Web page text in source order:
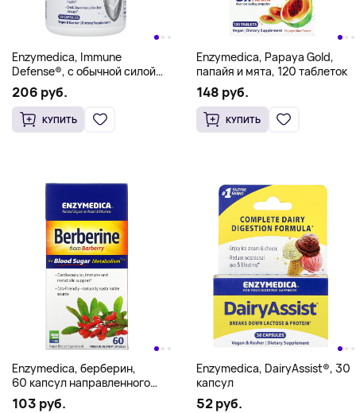
Enzymedica, Immune
Defense®, с обычной силой
действия, 120 капсул
206 руб.
КУПИТЬ
Enzymedica, Papaya Gold,
папайя и мята, 120 таблеток
148 руб.
КУПИТЬ
Enzymedica, берберин,
60 капсул направленного
действия
103 руб.
Enzymedica, DairyAssist®, 30
капсул
52 руб.